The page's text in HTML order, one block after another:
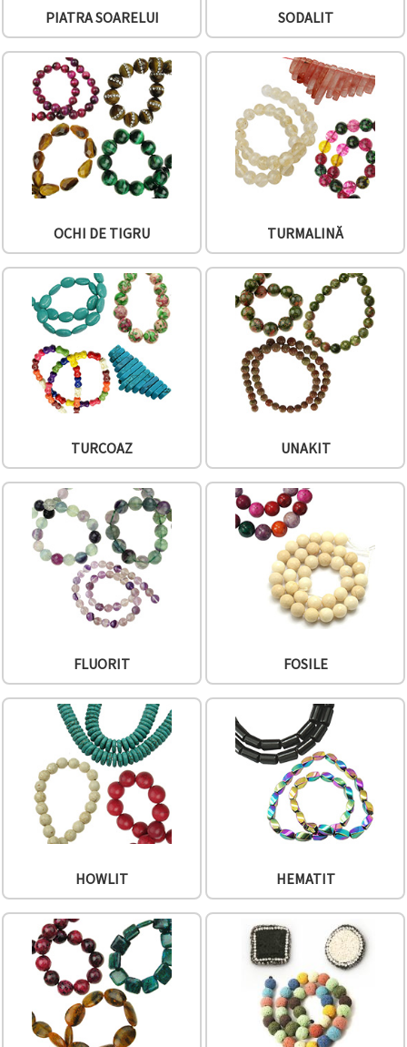
PIATRA SOARELUI SODALIT
OCHI DE TIGRU TURMALINĂ
TURCOAZ UNAKIT
FLUORIT FOSILE
HOWLIT HEMATIT